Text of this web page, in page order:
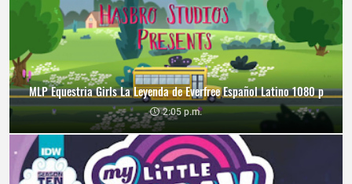
MLP Equestria Girls La Leyenda de Everfree Español Latino 1080 p
2:05 p.m.